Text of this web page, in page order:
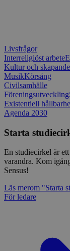
Livsfrågor
Interreligiöst arbete
Kultur och skapande
MusikKörsång
Civilsamhälle
Föreningsutveckling
Existentiell
Agenda 2030
Starta
En studiecirkel är
varandra. Kom
Sensus!
Läs merom "Starta
För ledare